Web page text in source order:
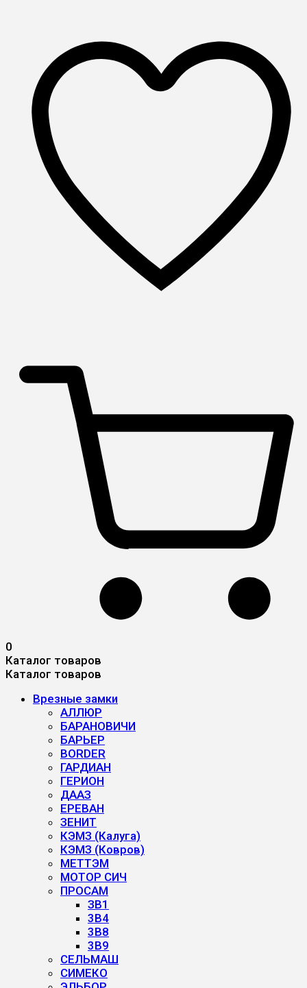
0
Каталог товаров
Каталог товаров
Врезные замки
АЛЛЮР
БАРАНОВИЧИ
БАРЬЕР
BORDER
ГАРДИАН
ГЕРИОН
ДААЗ
ЕРЕВАН
ЗЕНИТ
КЭМЗ (Калуга)
КЭМЗ (Ковров)
МЕТТЭМ
МОТОР СИЧ
ПРОСАМ
ЗВ1
3B4
3B8
3B9
СЕЛЬМАШ
СИМЕКО